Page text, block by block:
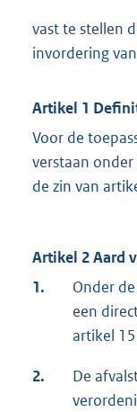
vast te stellen
invordering
Artikel 1
Voor de
verstaan onder
de zin van
Artikel 2 Aard
1.
Onder
een
artikel
2.
De